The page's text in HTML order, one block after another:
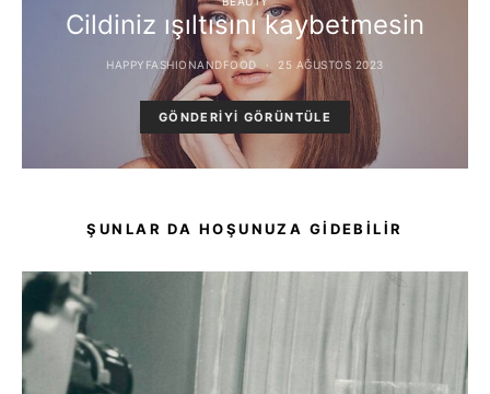
Cildiniz ışıltısını kaybetmesin
HAPPYFASHIONANDFOOD 25 AĞUSTOS 2023
GÖNDERIYI GÖRÜNTÜLE
ŞUNLAR DA HOŞUNUZA GIDEBILIR